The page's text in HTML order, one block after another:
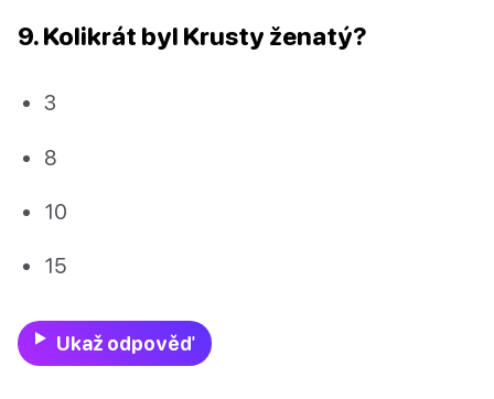
9. Kolikrát byl Krusty ženatý?
3
8
10
15
Ukaž odpověď